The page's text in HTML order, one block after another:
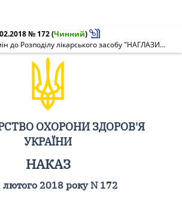
№ 172(Чинний)
Про внесення змін до Розподілу лікарського засобу "НАГЛАЗИМ" для лікування громадян, які страждають на мукополісахаридоз, закупленого за кошти Державного бюджету України на 2016 рік, затвердженого наказом Міністерства охорони здоров'я України від 19 січня 2017 року N 46
ОХОРОНИ ЗДОРОВ'Я
УКРАЇНИ
НАКАЗ
лютого 2018 року N 172